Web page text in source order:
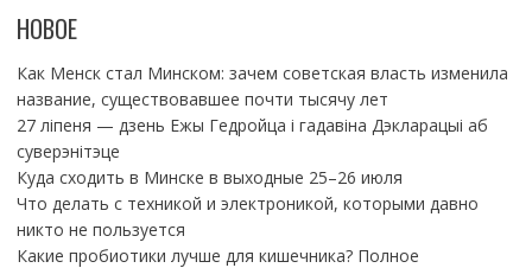
НОВОЕ
Как Менск стал Минском: зачем советская власть изменила
название, существовавшее почти тысячу лет
27 ліпеня — дзень Ежы Гедройца і гадавіна Дэкларацыі аб
суверэнітэце
Куда сходить в Минске в выходные 25–26 июля
Что делать с техникой и электроникой, которыми давно
никто не пользуется
Какие пробиотики лучше для кишечника? Полное